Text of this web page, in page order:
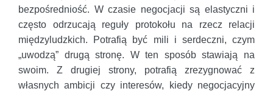
bezpośredniość. W czasie negocjacji są elastyczni i
często odrzucają reguły protokołu na rzecz relacji
międzyludzkich. Potrafią być mili i serdeczni, czym
„uwodzą” drugą stronę. W ten sposób stawiają na
swoim. Z drugiej strony, potrafią zrezygnować z
własnych ambicji czy interesów, kiedy negocjacyjny